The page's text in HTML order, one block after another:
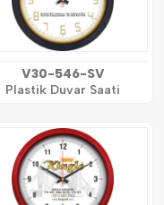
V30-546-SV
Plastik Duvar Saati